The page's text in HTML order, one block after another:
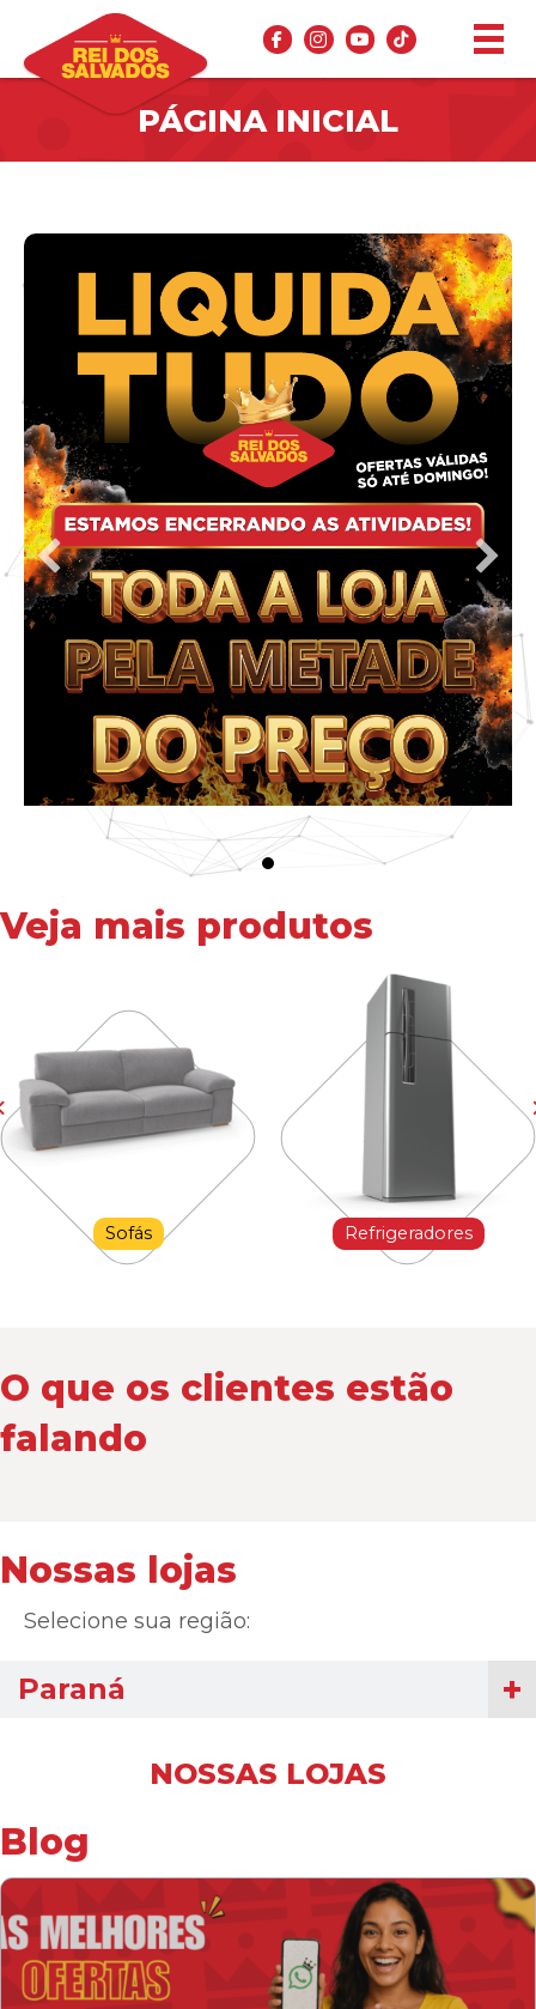
PÁGINA INICIAL
Veja mais produtos
Sofás Refrigeradores
O que os clientes estão
falando
Nossas lojas
Selecione sua região:
Paraná
NOSSAS LOJAS
Blog